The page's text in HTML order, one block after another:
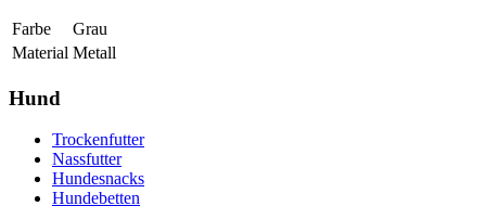
Farbe
Grau
Material Metall
Hund
Trockenfutter
Nassfutter
Hundesnacks
Hundebetten